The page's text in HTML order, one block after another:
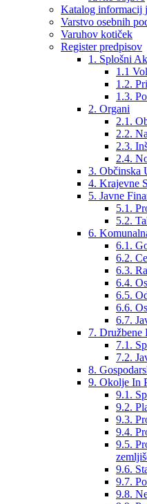
Katalog informacij
Varstvo osebnih
Varuhov kotiček
Register predpisov
1. Splošni
1.1
1.2.
1.3.
2. Organi
2.1.
2.2.
2.3.
2.4.
3. Občinska
4. Krajevne
5. Javne
5.1.
5.2.
6.
6.1.
6.2.
6.3.
6.4.
6.5.
6.6.
6.7.
7. Družbene
7.1.
7.2.
8.
9. Okolje In
9.1.
9.2.
9.3.
9.4.
9.5.
9.6.
9.7.
9.8.